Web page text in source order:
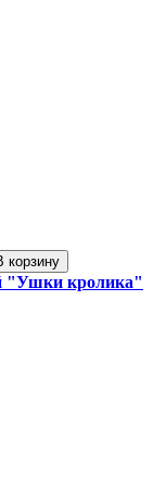
корзину
"Ушки кролика"